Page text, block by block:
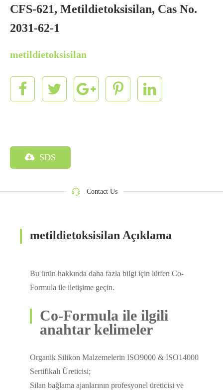
CFS-621, Metildietoksisilan, Cas No.
2031-62-1
metildietoksisilan
SDS
Contact Us
metildietoksisilan Açıklama
Bu ürün hakkında daha fazla bilgi için lütfen Co-
Formula ile iletişime geçin.
Co-Formula ile ilgili
anahtar kelimeler
Organik Silikon Malzemelerin ISO9000 & ISO14000
Sertifikalı Üreticisi;
Silan bağlama ajanlarının profesyonel üreticisi ve